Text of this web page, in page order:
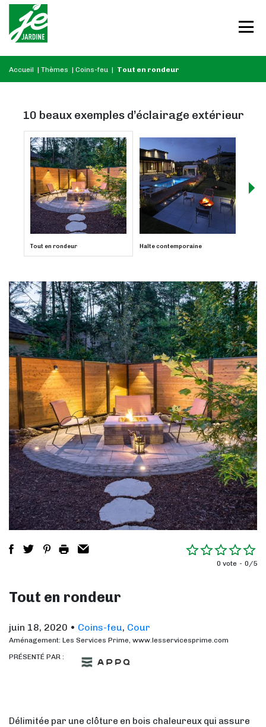
Accueil | Thèmes | Coins-feu | Tout en rondeur
10 beaux exemples d’éclairage extérieur
Tout en rondeur Halte contemporaine
0 vote 0/5
Tout en rondeur
juin 18, 2020 • Coins-feu, Cour
Aménagement: Les Services Prime, www.lesservicesprime.com
PRÉSENTÉ PAR :
Délimitée par une clôture en bois chaleureux qui assure